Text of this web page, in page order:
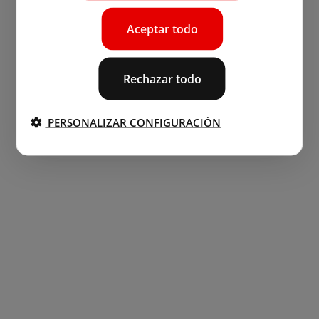
Aceptar todo
Rechazar todo
PERSONALIZAR CONFIGURACIÓN